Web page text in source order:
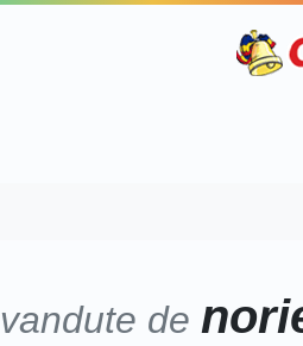
vandute de